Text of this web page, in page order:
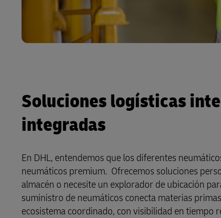
Soluciones logísticas
integradas
En DHL, entendemos que los diferentes
neumáticos premium. Ofrecemos soluciones
almacén o necesite un explorador de ubicación
suministro de neumáticos conecta materias
ecosistema coordinado, con visibilidad en tiempo